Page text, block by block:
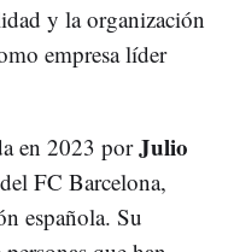
y la organización
empresa líder
en 2023 porJulio
FC Barcelona,
española. Su